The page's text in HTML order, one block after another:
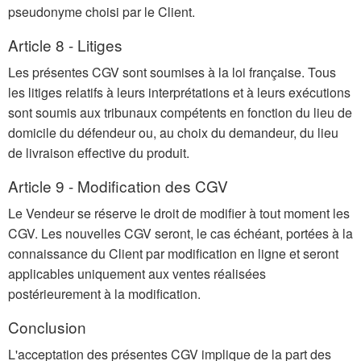
pseudonyme choisi par le Client.
Article 8 - Litiges
Les présentes CGV sont soumises à la loi française. Tous
les litiges relatifs à leurs interprétations et à leurs exécutions
sont soumis aux tribunaux compétents en fonction du lieu de
domicile du défendeur ou, au choix du demandeur, du lieu
de livraison effective du produit.
Article 9 - Modification des CGV
Le Vendeur se réserve le droit de modifier à tout moment les
CGV. Les nouvelles CGV seront, le cas échéant, portées à la
connaissance du Client par modification en ligne et seront
applicables uniquement aux ventes réalisées
postérieurement à la modification.
Conclusion
L'acceptation des présentes CGV implique de la part des